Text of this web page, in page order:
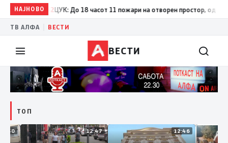
НАЈНОВО
17:42ЦУК: До 18 часот 11 пожари на отворен простор, од кои три
ТВ АЛФА ВЕСТИ
ВЕСТИ
ТОП
12:50 12:47 12:46